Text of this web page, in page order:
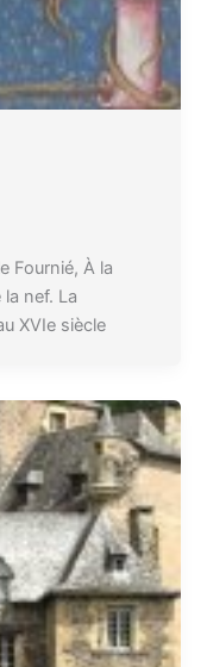
Fournié, À la
nef. La
XVIe siècle